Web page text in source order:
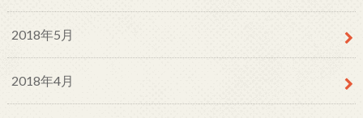
2018年5月
2018年4月